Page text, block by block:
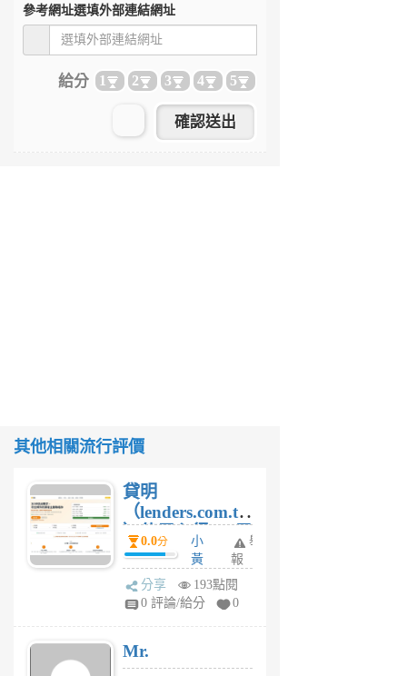
參考網址選填外部連結網址
給分 1 2 3 4 5
其他相關流行評價
貸明
（lenders.com.tw
）使用心得 — 民
間貸款比較平台
體驗
0.0分
小
黃
蜂
1
舉
報
分享
193點閱
0 評論/給分
0
Mr.